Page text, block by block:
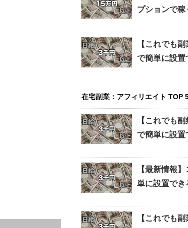
プションで稼
【これでも
で簡単に設置
在宅副業：アフィリエイト TOP
【これでも
で簡単に設置
【最新情報
単に設置でき
【これでも